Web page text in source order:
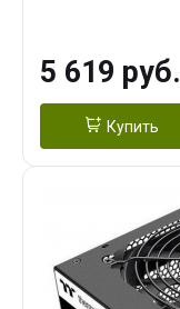
5 619 руб.
Купить